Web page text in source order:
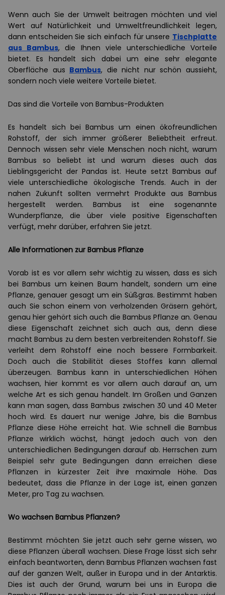
Wenn auch Sie der Umwelt beitragen möchten und viel
Wert auf Natürlichkeit und Umweltfreundlichkeit legen,
dann entscheiden Sie sich einfach für unsere Tischplatte
aus Bambus, die Ihnen viele unterschiedliche Vorteile
bietet. Es handelt sich dabei um eine sehr elegante
Oberfläche aus Bambus, die nicht nur schön aussieht,
sondern noch viele weitere Vorteile bietet.
Das sind die Vorteile von Bambus-Produkten
Es handelt sich bei Bambus um einen ökofreundlichen
Rohstoff, der sich immer größerer Beliebtheit erfreut.
Dennoch wissen sehr viele Menschen noch nicht, warum
Bambus so beliebt ist und warum dieses auch das
Lieblingsgericht der Pandas ist. Heute setzt Bambus auf
viele unterschiedliche ökologische Trends. Auch in der
nahen Zukunft sollten vermehrt Produkte aus Bambus
hergestellt werden. Bambus ist eine sogenannte
Wunderpflanze, die über viele positive Eigenschaften
verfügt, mehr darüber, erfahren Sie jetzt.
Alle Informationen zur Bambus Pflanze
Vorab ist es vor allem sehr wichtig zu wissen, dass es sich
bei Bambus um keinen Baum handelt, sondern um eine
Pflanze, genauer gesagt um ein Süßgras. Bestimmt haben
auch Sie schon einem von verholzenden Gräsern gehört,
genau hier gehört sich auch die Bambus Pflanze an. Genau
diese Eigenschaft zeichnet sich auch aus, denn diese
macht Bambus zu dem besten verbreitenden Rohstoff. Sie
verleiht dem Rohstoff eine noch bessere Formbarkeit.
Doch auch die Stabilität dieses Stoffes kann allemal
überzeugen. Bambus kann in unterschiedlichen Höhen
wachsen, hier kommt es vor allem auch darauf an, um
welche Art es sich genau handelt. Im Großen und Ganzen
kann man sagen, dass Bambus zwischen 30 und 40 Meter
hoch wird. Es dauert nur wenige Jahre, bis die Bambus
Pflanze diese Höhe erreicht hat. Wie schnell die Bambus
Pflanze wirklich wächst, hängt jedoch auch von den
unterschiedlichen Bedingungen darauf ab. Herrschen zum
Beispiel sehr gute Bedingungen dann erreichen diese
Pflanzen in kürzester Zeit ihre maximale Höhe. Das
bedeutet, dass die Pflanze in der Lage ist, einen ganzen
Meter, pro Tag zu wachsen.
Wo wachsen Bambus Pflanzen?
Bestimmt möchten Sie jetzt auch sehr gerne wissen, wo
diese Pflanzen überall wachsen. Diese Frage lässt sich sehr
einfach beantworten, denn Bambus Pflanzen wachsen fast
auf der ganzen Welt, außer in Europa und in der Antarktis.
Dies ist auch der Grund, warum bei uns in Europa die